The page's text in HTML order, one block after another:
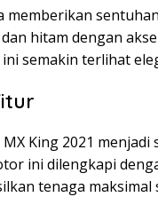
memberikan
hitam dengan
semakin terlihat
King 2021
ini dilengkapi
tenaga maksimal